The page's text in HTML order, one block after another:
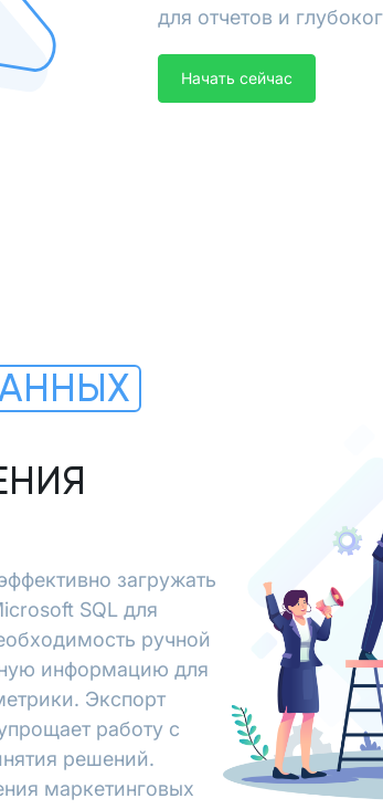
для отчетов и
Начать сейчас
загружать
SQL для
ручной
информацию для
Экспорт
работу с
решений.
маркетинговых